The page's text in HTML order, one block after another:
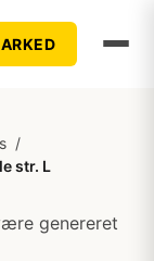
/
str. L
genereret